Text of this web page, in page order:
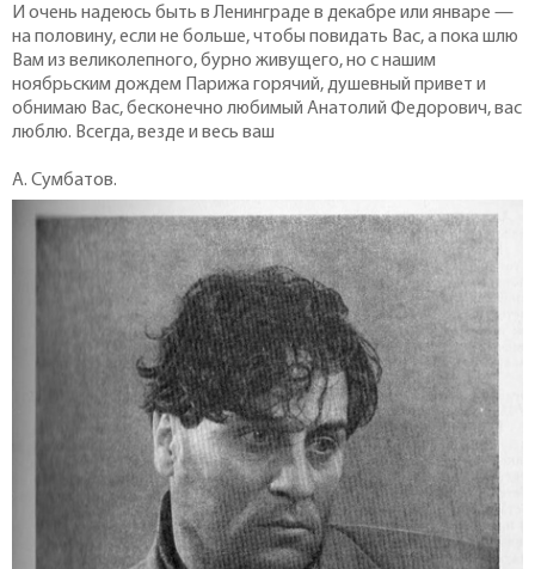
И очень надеюсь быть в Ленинграде в декабре или январе —
на половину, если не больше, чтобы повидать Вас, а пока шлю
Вам из великолепного, бурно живущего, но с нашим
ноябрьским дождем Парижа горячий, душевный привет и
обнимаю Вас, бесконечно любимый Анатолий Федорович, вас
люблю. Всегда, везде и весь ваш
А. Сумбатов.